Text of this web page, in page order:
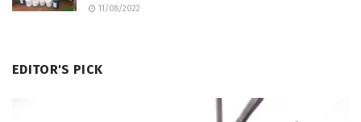
11/08/2022
EDITOR'S PICK